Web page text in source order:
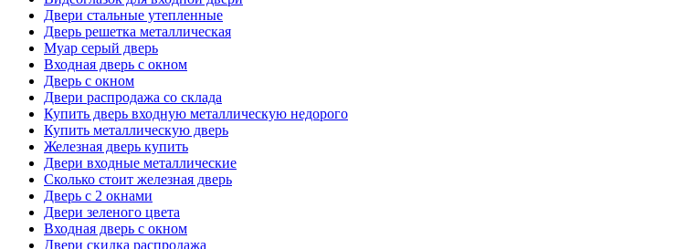
Двери стальные утепленные
Дверь решетка металлическая
Муар серый дверь
Входная дверь с окном
Дверь с окном
Двери распродажа со склада
Купить дверь входную металлическую недорого
Купить металлическую дверь
Железная дверь купить
Двери входные металлические
Сколько стоит железная дверь
Дверь с 2 окнами
Двери зеленого цвета
Входная дверь с окном
Двери скидка распродажа